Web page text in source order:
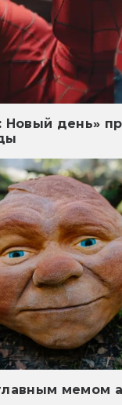
Новый день»
мемом